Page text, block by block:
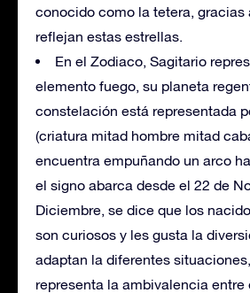
conocido como la tetera, gracias
reflejan estas estrellas.
En el Zodiaco, Sagitario
elemento fuego, su planeta
constelación está representada
(criatura mitad hombre mitad
encuentra empuñando un arco
el signo abarca desde el 22 de
Diciembre, se dice que los
son curiosos y les gusta la
adaptan la diferentes
representa la ambivalencia entre